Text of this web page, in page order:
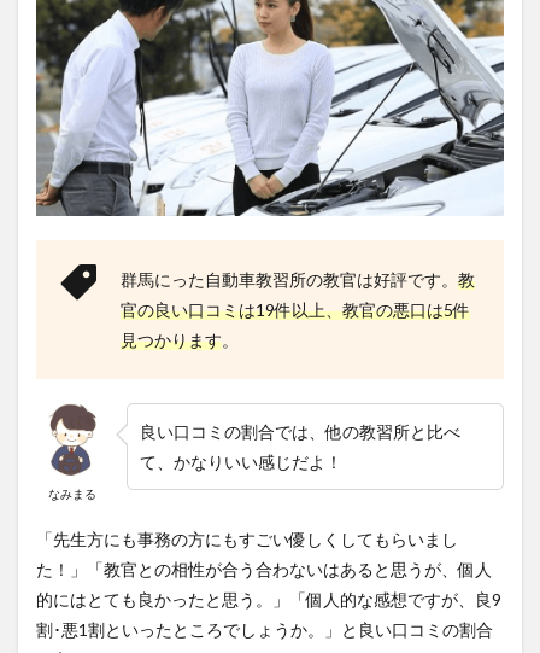
群馬にった自動車教習所の教官は好評です。 教
官の良い口コミは19件以上、教官の悪口は5件
見つかります。
なみまる
良い口コミの割合では、他の教習所と比べ
て、かなりいい感じだよ！
「先生方にも事務の方にもすごい優しくしてもらいまし
た！」「教官との相性が合う合わないはあると思うが、個人
的にはとても良かったと思う。」「個人的な感想ですが、良9
割･悪1割といったところでしょうか。」と良い口コミの割合